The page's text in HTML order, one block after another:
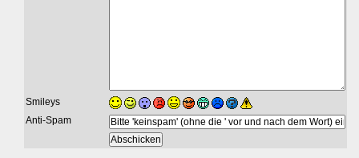
Smileys
Anti-Spam